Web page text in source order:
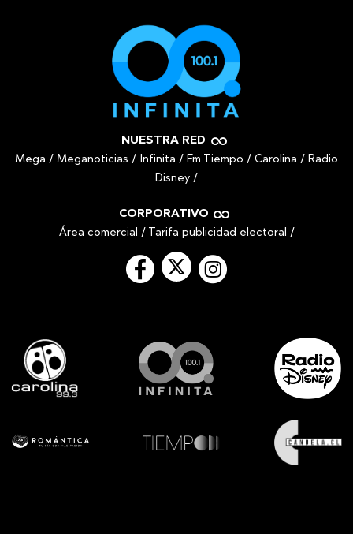
NUESTRA RED
Mega / Meganoticias / Infinita / Fm Tiempo / Carolina / Radio
Disney /
CORPORATIVO
Área comercial / Tarifa publicidad electoral /